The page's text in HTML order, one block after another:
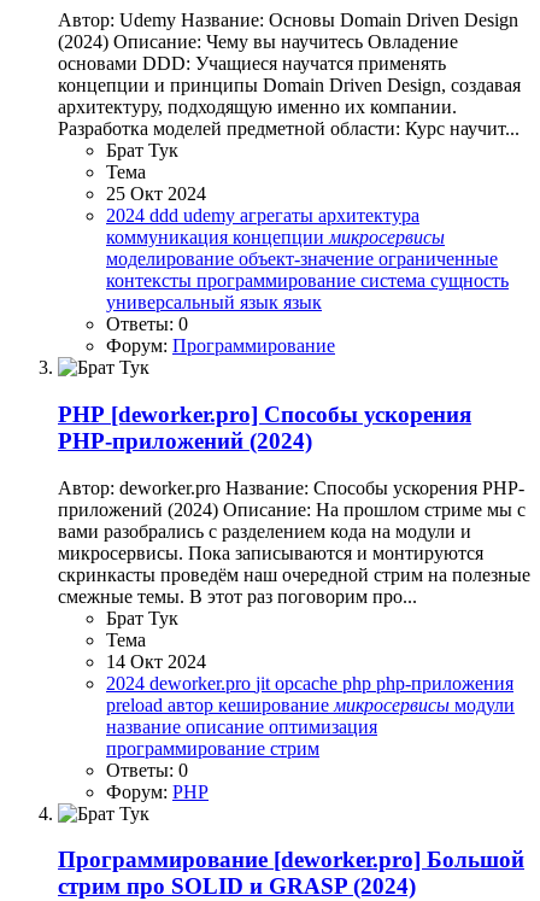
Автор: Udemy Название: Основы Domain Driven Design
(2024) Описание: Чему вы научитесь Овладение
основами DDD: Учащиеся научатся применять
концепции и принципы Domain Driven Design, создавая
архитектуру, подходящую именно их компании.
Разработка моделей предметной области: Курс научит...
Брат Тук
Тема
25 Окт 2024
2024 ddd udemy агрегаты архитектура
коммуникация концепции микросервисы
моделирование объект-значение ограниченные
контексты программирование система сущность
универсальный язык язык
Ответы: 0
Форум: Программирование
PHP [deworker.pro] Способы ускорения
PHP-приложений (2024)
Автор: deworker.pro Название: Способы ускорения PHP-
приложений (2024) Описание: На прошлом стриме мы с
вами разобрались с разделением кода на модули и
микросервисы. Пока записываются и монтируются
скринкасты проведём наш очередной стрим на полезные
смежные темы. В этот раз поговорим про...
Брат Тук
Тема
14 Окт 2024
2024 deworker.pro jit opcache php php-приложения
preload автор кеширование микросервисы модули
название описание оптимизация
программирование стрим
Ответы: 0
Форум: PHP
Программирование [deworker.pro] Большой
стрим про SOLID и GRASP (2024)